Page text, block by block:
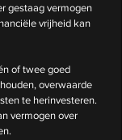
gestaag vermogen
vrijheid kan
of twee goed
overwaarde
te herinvesteren.
vermogen over